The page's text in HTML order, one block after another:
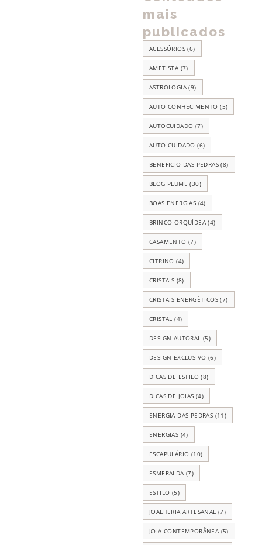
mais
publicados
ACESSÓRIOS (6)
AMETISTA (7)
ASTROLOGIA (9)
AUTO CONHECIMENTO (5)
AUTOCUIDADO (7)
AUTO CUIDADO (6)
BENEFICIO DAS PEDRAS (8)
BLOG PLUME (30)
BOAS ENERGIAS (4)
BRINCO ORQUÍDEA (4)
CASAMENTO (7)
CITRINO (4)
CRISTAIS (8)
CRISTAIS ENERGÉTICOS (7)
CRISTAL (4)
DESIGN AUTORAL (5)
DESIGN EXCLUSIVO (6)
DICAS DE ESTILO (8)
DICAS DE JOIAS (4)
ENERGIA DAS PEDRAS (11)
ENERGIAS (4)
ESCAPULÁRIO (10)
ESMERALDA (7)
ESTILO (5)
JOALHERIA ARTESANAL (7)
JOIA CONTEMPORÂNEA (5)